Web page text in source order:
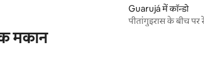
Guarujá में कॉन्डो
पीतांगुइरास के बीच
मकान